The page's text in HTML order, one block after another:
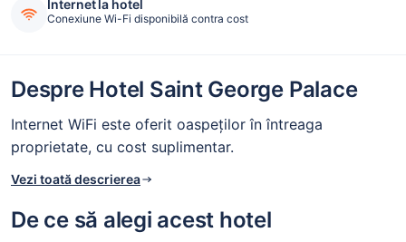
Internet la hotel
Conexiune Wi-Fi disponibilă contra cost
Despre Hotel Saint George Palace
Internet WiFi este oferit oaspeților în întreaga
proprietate, cu cost suplimentar.
Vezi toată descrierea
De ce să alegi acest hotel